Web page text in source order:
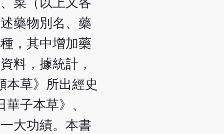
藥物別名、藥
，其中增加藥
料，據統計，
本草》所出經史
子本草》、
大功績。本書